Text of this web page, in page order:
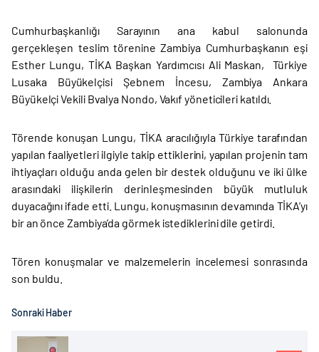
Cumhurbaşkanlığı Sarayının ana kabul salonunda
gerçekleşen teslim törenine Zambiya Cumhurbaşkanın eşi
Esther Lungu, TİKA Başkan Yardımcısı Ali Maskan, Türkiye
Lusaka Büyükelçisi Şebnem İncesu, Zambiya Ankara
Büyükelçi Vekili Bvalya Nondo, Vakıf yöneticileri katıldı.
Törende konuşan Lungu, TİKA aracılığıyla Türkiye tarafından
yapılan faaliyetleri ilgiyle takip ettiklerini, yapılan projenin tam
ihtiyaçları olduğu anda gelen bir destek olduğunu ve iki ülke
arasındaki ilişkilerin derinleşmesinden büyük mutluluk
duyacağını ifade etti. Lungu, konuşmasının devamında TİKA’yı
bir an önce Zambiya’da görmek istediklerini dile getirdi.
Tören konuşmalar ve malzemelerin incelemesi sonrasında
son buldu.
Sonraki Haber